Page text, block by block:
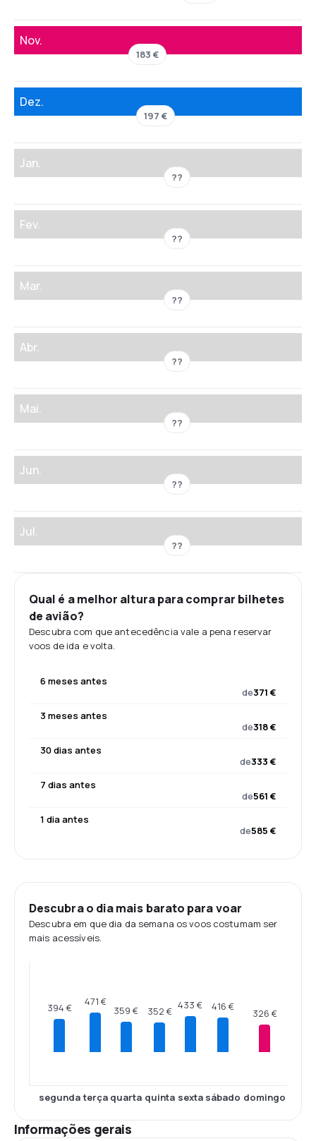
Nov.
183 €
Dez.
197 €
Jan.
??
Fev.
??
Mar.
??
Abr.
??
Mai.
??
Jun.
??
Jul.
??
Qual é a melhor altura para comprar bilhetes
de avião?
Descubra com que antecedência vale a pena reservar
voos de ida e volta.
6 meses antes
de371 €
3 meses antes
de318 €
30 dias antes
de333 €
7 dias antes
de561 €
1 dia antes
de585 €
Descubra o dia mais barato para voar
Descubra em que dia da semana os voos costumam ser
mais acessíveis.
394 €
segunda
471 €
terça
359 €
quarta
352 €
quinta
433 €
sexta
416 €
sábado
326 €
domingo
Informações gerais